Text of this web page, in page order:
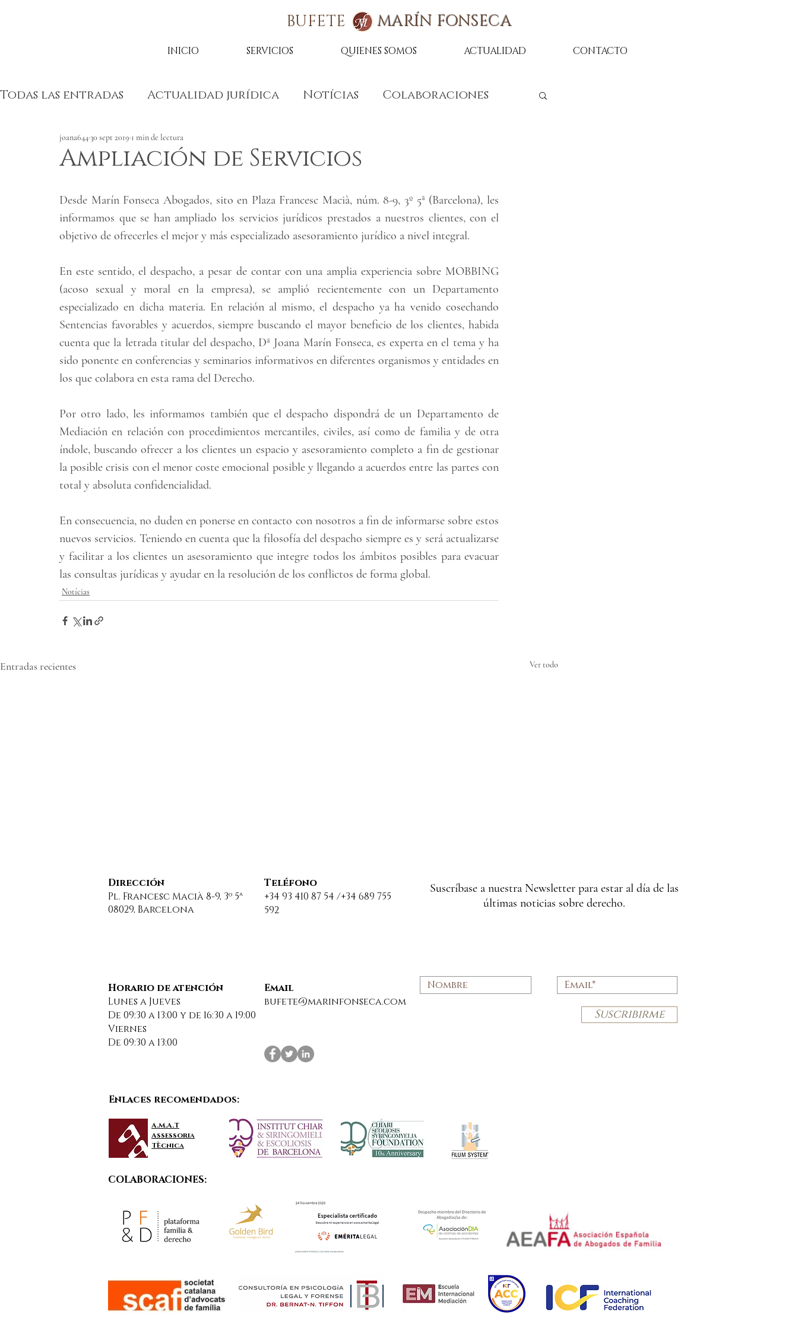
BUFETEMARÍN FONSECA
INICIO SERVICIOS QUIENES SOMOS ACTUALIDAD CONTACTO
Todas las entradas Actualidad jurídica Notícias Colaboraciones
Ampliación de Servicios
joana64430 sept 2019 1 min de lectura
Desde Marín Fonseca Abogados, sito en Plaza Francesc Macià, núm. 8-9, 3º 5ª (Barcelona), les
informamos que se han ampliado los servicios jurídicos prestados a nuestros clientes, con el
objetivo de ofrecerles el mejor y más especializado asesoramiento jurídico a nivel integral.
En este sentido, el despacho, a pesar de contar con una amplia experiencia sobre MOBBING
(acoso sexual y moral en la empresa), se amplió recientemente con un Departamento
especializado en dicha materia. En relación al mismo, el despacho ya ha venido cosechando
Sentencias favorables y acuerdos, siempre buscando el mayor beneficio de los clientes, habida
cuenta que la letrada titular del despacho, Dª Joana Marín Fonseca, es experta en el tema y ha
sido ponente en conferencias y seminarios informativos en diferentes organismos y entidades en
los que colabora en esta rama del Derecho.
Por otro lado, les informamos también que el despacho dispondrá de un Departamento de
Mediación en relación con procedimientos mercantiles, civiles, así como de familia y de otra
índole, buscando ofrecer a los clientes un espacio y asesoramiento completo a fin de gestionar
la posible crisis con el menor coste emocional posible y llegando a acuerdos entre las partes con
total y absoluta confidencialidad.
En consecuencia, no duden en ponerse en contacto con nosotros a fin de informarse sobre estos
nuevos servicios. Teniendo en cuenta que la filosofía del despacho siempre es y será actualizarse
y facilitar a los clientes un asesoramiento que integre todos los ámbitos posibles para evacuar
las consultas jurídicas y ayudar en la resolución de los conflictos de forma global.
Notícias
Entradas recientes Ver todo
HEMOS COLABORADO
COMO ESPECIALISTAS EN
DERECHO SUCESORIO Y
NUESTRO DESPACHO EN
MATERIA DE GUARDA DE
MENORES
Dirección
Pl. Francesc Macià 8-9, 3º 5ª
08029, Barcelona
Teléfono
+34 93 410 87 54 /+34 689 755
592
Horario de atención
Lunes a Jueves
De 09:30 a 13:00 y de 16:30 a 19:00
Viernes
De 09:30 a 13:00
Email
bufete@marinfonseca.com
Suscríbase a nuestra Newsletter para estar al día de las
últimas noticias sobre derecho.
Suscribirme
Enlaces recomendados:
A.M.A.T
Assessoria
TÈcnica
COLABORACIONES: